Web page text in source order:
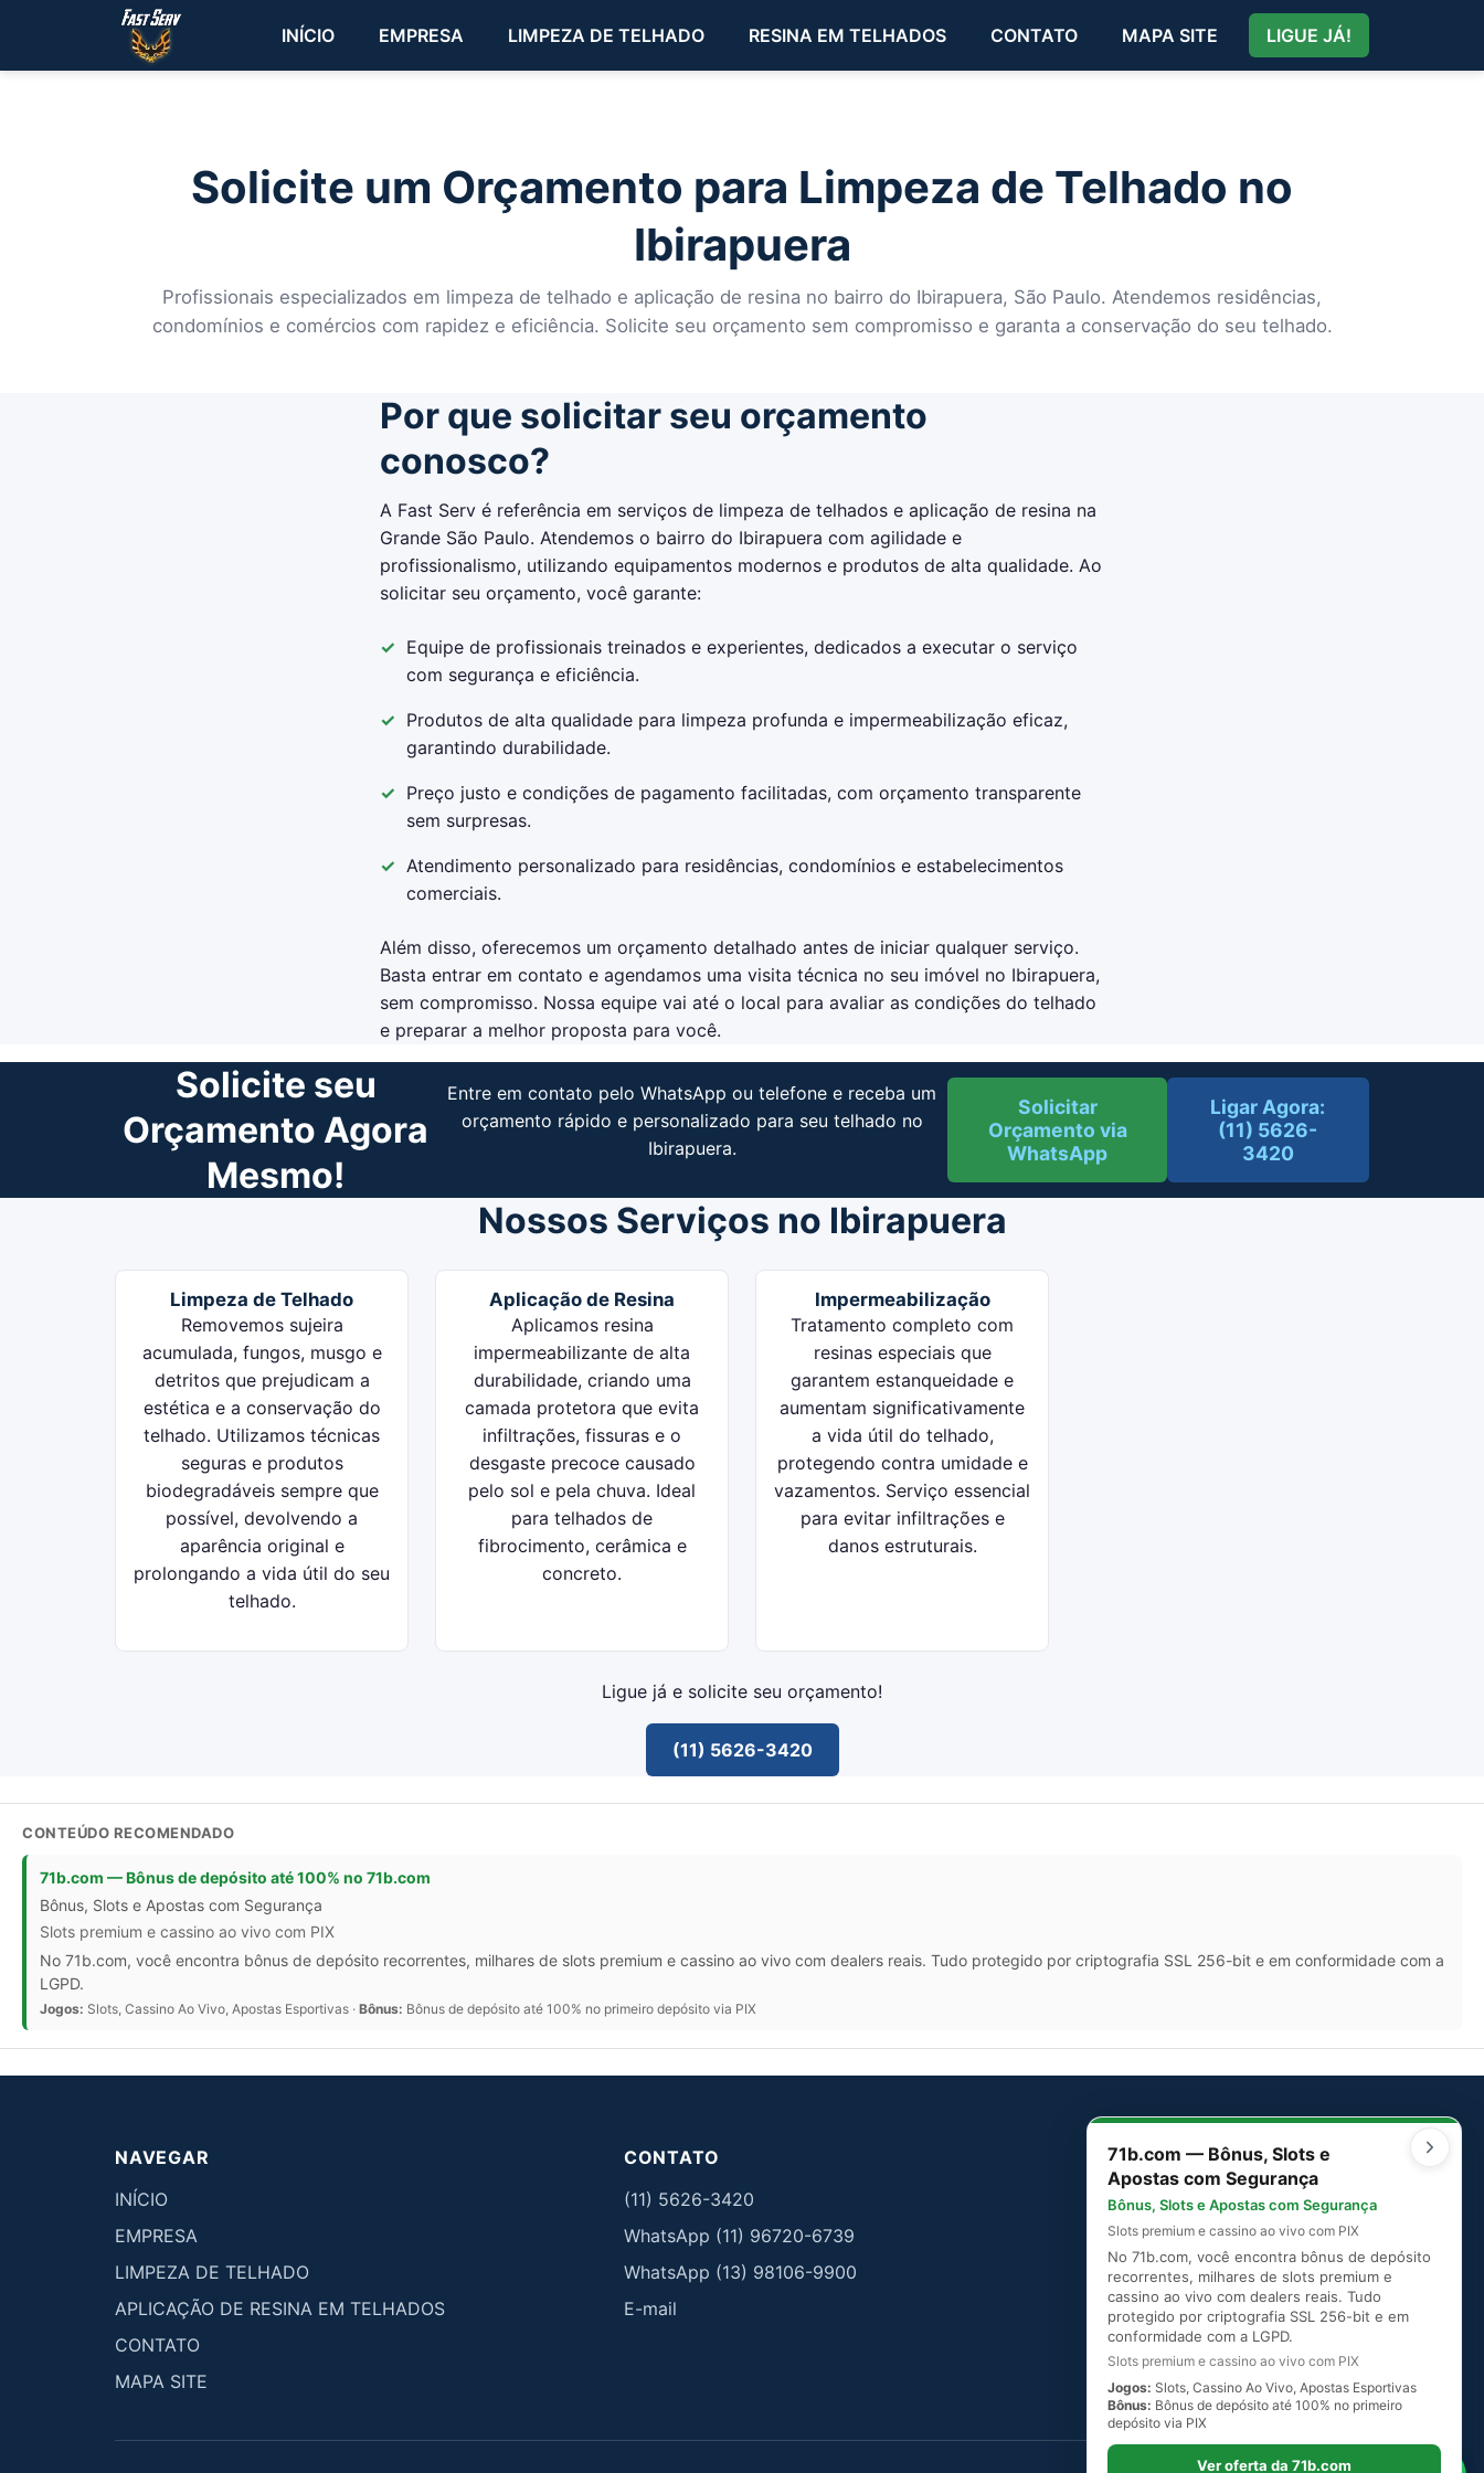
INÍCIO EMPRESA LIMPEZA DE TELHADO RESINA EM TELHADOS CONTATO MAPA SITE LIGUE JÁ!
Solicite um Orçamento para Limpeza de Telhado no
Ibirapuera
Profissionais especializados em limpeza de telhado e aplicação de resina no bairro do Ibirapuera, São Paulo. Atendemos residências,
condomínios e comércios com rapidez e eficiência. Solicite seu orçamento sem compromisso e garanta a conservação do seu telhado.
Por que solicitar seu orçamento
conosco?
A Fast Serv é referência em serviços de limpeza de telhados e aplicação de resina na
Grande São Paulo. Atendemos o bairro do Ibirapuera com agilidade e
profissionalismo, utilizando equipamentos modernos e produtos de alta qualidade. Ao
solicitar seu orçamento, você garante:
Equipe de profissionais treinados e experientes, dedicados a executar o serviço
com segurança e eficiência.
Produtos de alta qualidade para limpeza profunda e impermeabilização eficaz,
garantindo durabilidade.
Preço justo e condições de pagamento facilitadas, com orçamento transparente
sem surpresas.
Atendimento personalizado para residências, condomínios e estabelecimentos
comerciais.
Além disso, oferecemos um orçamento detalhado antes de iniciar qualquer serviço.
Basta entrar em contato e agendamos uma visita técnica no seu imóvel no Ibirapuera,
sem compromisso. Nossa equipe vai até o local para avaliar as condições do telhado
e preparar a melhor proposta para você.
Solicite seu
Orçamento Agora
Mesmo!
Entre em contato pelo WhatsApp ou telefone e receba um
orçamento rápido e personalizado para seu telhado no
Ibirapuera.
Solicitar
Orçamento via
WhatsApp
Ligar Agora:
(11) 5626-
3420
Nossos Serviços no Ibirapuera
Limpeza de Telhado
Removemos sujeira
acumulada, fungos, musgo e
detritos que prejudicam a
estética e a conservação do
telhado. Utilizamos técnicas
seguras e produtos
biodegradáveis sempre que
possível, devolvendo a
aparência original e
prolongando a vida útil do seu
telhado.
Aplicação de Resina
Aplicamos resina
impermeabilizante de alta
durabilidade, criando uma
camada protetora que evita
infiltrações, fissuras e o
desgaste precoce causado
pelo sol e pela chuva. Ideal
para telhados de
fibrocimento, cerâmica e
concreto.
Impermeabilização
Tratamento completo com
resinas especiais que
garantem estanqueidade e
aumentam significativamente
a vida útil do telhado,
protegendo contra umidade e
vazamentos. Serviço essencial
para evitar infiltrações e
danos estruturais.
Ligue já e solicite seu orçamento!
(11) 5626-3420
CONTEÚDO RECOMENDADO
71b.com — Bônus de depósito até 100% no 71b.com
Bônus, Slots e Apostas com Segurança
Slots premium e cassino ao vivo com PIX
No 71b.com, você encontra bônus de depósito recorrentes, milhares de slots premium e cassino ao vivo com dealers reais. Tudo protegido por criptografia SSL 256-bit e em conformidade com a
LGPD.
Jogos: Slots, Cassino Ao Vivo, Apostas Esportivas · Bônus: Bônus de depósito até 100% no primeiro depósito via PIX
NAVEGAR
INÍCIO
EMPRESA
LIMPEZA DE TELHADO
APLICAÇÃO DE RESINA EM TELHADOS
CONTATO
MAPA SITE
CONTATO
(11) 5626-3420
WhatsApp (11) 96720-6739
WhatsApp (13) 98106-9900
E-mail
SITEMAP
Mapa do Site
71b.com — Bônus, Slots e
Apostas com Segurança
Bônus, Slots e Apostas com Segurança
Slots premium e cassino ao vivo com PIX
No 71b.com, você encontra bônus de depósito
recorrentes, milhares de slots premium e
cassino ao vivo com dealers reais. Tudo
protegido por criptografia SSL 256-bit e em
conformidade com a LGPD.
Slots premium e cassino ao vivo com PIX
Jogos: Slots, Cassino Ao Vivo, Apostas Esportivas
Bônus: Bônus de depósito até 100% no primeiro
depósito via PIX
Ver oferta da 71b.com